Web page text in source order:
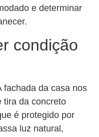
e determinar
condição
fachada da casa nos
tira da concreto
é protegido por
luz natural,